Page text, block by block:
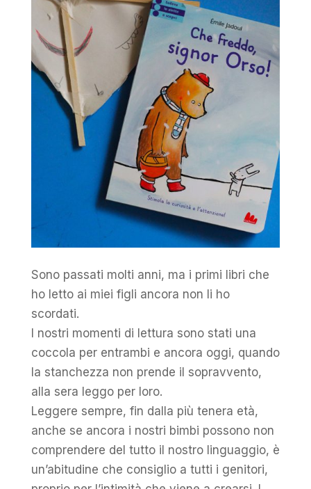
Sono passati molti anni, ma i primi libri che
ho letto ai miei figli ancora non li ho
scordati.
I nostri momenti di lettura sono stati una
coccola per entrambi e ancora oggi, quando
la stanchezza non prende il sopravvento,
alla sera leggo per loro.
Leggere sempre, fin dalla più tenera età,
anche se ancora i nostri bimbi possono non
comprendere del tutto il nostro linguaggio, è
un’abitudine che consiglio a tutti i genitori,